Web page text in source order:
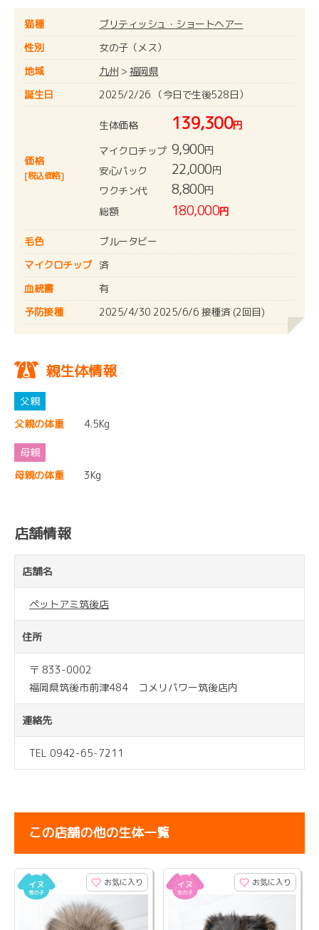
猫種
ブリティッシュ・ショートヘアー
性別
女の子（メス）
地域
九州 > 福岡県
誕生日
2025/2/26 （今日で生後528日）
価格
[税込価格]
生体価格 139,300円
マイクロチップ 9,900円
安心パック
22,000円
ワクチン代
8,800円
総額
180,000円
毛色
ブルータビー
マイクロチップ 済
血統書
有
予防接種
2025/4/30 2025/6/6 接種済 (2回目)
親生体情報
父親の体重 4.5Kg
母親の体重 3Kg
店舗情報
店舗名
ペットアミ筑後店
住所
〒 833-0002
福岡県筑後市前津484 コメリパワー筑後店内
連絡先
TEL 0942-65-7211
この店舗の他の生体一覧
お気に入り お気に入り